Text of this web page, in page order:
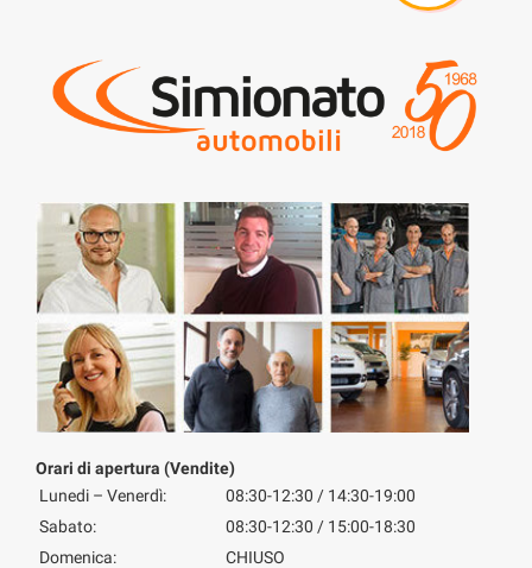
posteriore sdoppiato • Servosterzo • Navigatore satellitare •
Volante multifunzione
Orari di apertura (Vendite)
Lunedi – Venerdì:
08:30-12:30 / 14:30-19:00
Sabato:
08:30-12:30 / 15:00-18:30
Domenica:
CHIUSO